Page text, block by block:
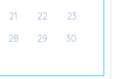
21 22
23
28 29
30